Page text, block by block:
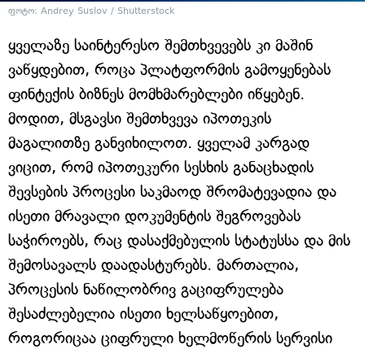
ფოტო: Andrey Suslov / Shutterstock
ყველაზე საინტერესო შემთხვევებს კი მაშინ
ვაწყდებით, როცა პლატფორმის გამოყენებას
ფინტექის ბიზნეს მომხმარებლები იწყებენ.
მოდით, მსგავსი შემთხვევა იპოთეკის
მაგალითზე განვიხილოთ. ყველამ კარგად
ვიცით, რომ იპოთეკური სესხის განაცხადის
შევსების პროცესი საკმაოდ შრომატევადია და
ისეთი მრავალი დოკუმენტის შეგროვებას
საჭიროებს, რაც დასაქმებულის სტატუსსა და მის
შემოსავალს დაადასტურებს. მართალია,
პროცესის ნაწილობრივ გაციფრულება
შესაძლებელია ისეთი ხელსაწყოებით,
როგორიცაა ციფრული ხელმოწერის სერვისი